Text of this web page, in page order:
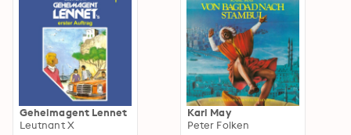
Geheimagent Lennet
Leutnant X
Karl May
Peter Folken